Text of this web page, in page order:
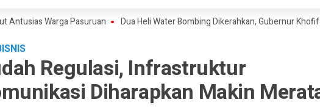
Warga Pasuruan Dua Heli Water Bombing Dikerahkan, Gubernur Khofifah
Regulasi, Infrastruktur
Diharapkan Makin